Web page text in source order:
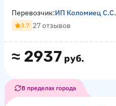
≈ 2937 руб.
Перевозчик:ИП Коломиец С.С.
3.7 27 отзывов
В пределах города